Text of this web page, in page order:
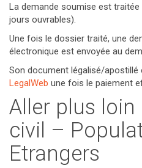
La demande soumise est
jours ouvrables).
Une fois le dossier traité, une
électronique est envoyée au
Son document légalisé/
LegalWeb une fois le paiement
Aller plus loin
civil –
Etrangers